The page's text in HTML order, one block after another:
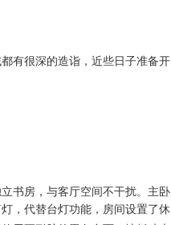
有很深的造诣，近些日子准备开
书房，与客厅空间不干扰。 主卧
，代替台灯功能，房间设置了休